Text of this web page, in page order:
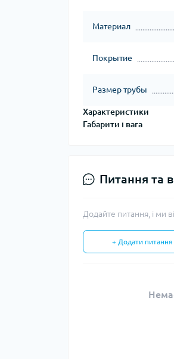
Материал
Покрытие
Размер трубы
Характеристики
Габарити і вага
Питання та
Додайте питання, і ми
+ Додати питання